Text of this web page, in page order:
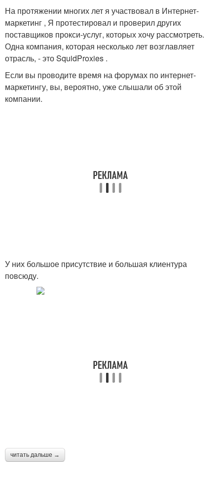
На протяжении многих лет я участвовал в Интернет-
маркетинг , Я протестировал и проверил других
поставщиков прокси-услуг, которых хочу рассмотреть.
Одна компания, которая несколько лет возглавляет
отрасль, - это SquidProxies .
Если вы проводите время на форумах по интернет-
маркетингу, вы, вероятно, уже слышали об этой
компании.
У них большое присутствие и большая клиентура
повсюду.
читать дальше →